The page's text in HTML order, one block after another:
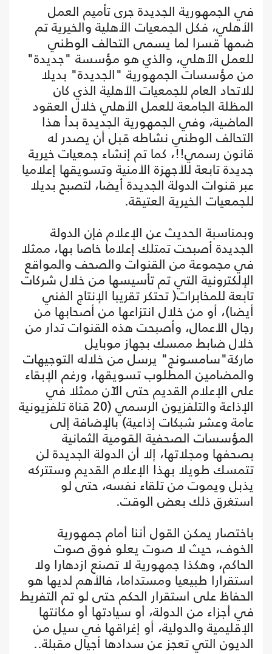
في الجمهورية الجديدة جرى تأميم العمل
الأهلي، فكل الجمعيات الأهلية والخيرية تم
ضمها قسرا لما يسمى التحالف الوطني
للعمل الأهلي، والذي هو مؤسسة "جديدة"
من مؤسسات الجمهورية "الجديدة" بديلا
للاتحاد العام للجمعيات الأهلية الذي كان
المظلة الجامعة للعمل الأهلي خلال العقود
الماضية، وفي الجمهورية الجديدة بدأ هذا
التحالف الوطني نشاطه قبل أن يصدر له
قانون رسمي!!، كما تم إنشاء جمعيات خيرية
جديدة تابعة للأجهزة الأمنية وتسويقها إعلاميا
عبر قنوات الدولة الجديدة أيضا، لتصبح بديلا
للجمعيات الخيرية العتيقة.
وبمناسبة الحديث عن الإعلام فإن الدولة
الجديدة أصبحت تمتلك إعلاما خاصا بها، ممثلا
في مجموعة من القنوات والصحف والمواقع
الإلكترونية التي تم تأسيسها من خلال شركات
تابعة للمخابرات( تحتكر تقريبا الإنتاج الفني
أيضا)، أو من خلال انتزاعها من أصحابها من
رجال الأعمال، وأصبحت هذه القنوات تدار من
خلال ضابط ممسك بجهاز موبايل
ماركة"سامسونج" يرسل من خلاله التوجيهات
والمضامين المطلوب تسويقها، ورغم الإبقاء
على الإعلام القديم حتى الآن ممثلا في
الإذاعة والتلفزيون الرسمي (20 قناة تلفزيونية
عامة وعشر شبكات إذاعية) بالإضافة إلى
المؤسسات الصحفية القومية الثمانية
بصحفها ومجلاتها، إلا أن الدولة الجديدة لن
تتمسك طويلا بهذا الإعلام القديم وستتركه
يذبل ويموت من تلقاء نفسه، حتى لو
استغرق ذلك بعض الوقت.
باختصار يمكن القول أننا أمام جمهورية
الخوف، حيث لا صوت يعلو فوق صوت
الحاكم، وهكذا جمهورية لا تصنع ازدهارا ولا
استقرارا طبيعيا ومستداما، فالأهم لديها هو
الحفاظ على استقرار الحكم حتى لو تم التفريط
في أجزاء من الدولة، أو سيادتها أو مكانتها
الإقليمية والدولية، أو إغراقها في سيل من
الديون التي تعجز عن سدادها أجيال مقبلة..